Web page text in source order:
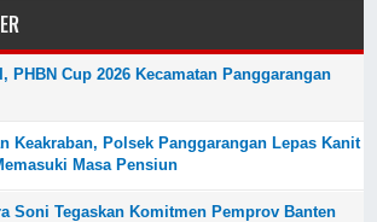
PHBN Cup 2026 Kecamatan Panggarangan
Keakraban, Polsek Panggarangan Lepas Kanit
Masa Pensiun
Soni Tegaskan Komitmen Pemprov Banten